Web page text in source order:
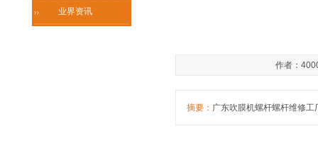
业界资讯
作者：
摘要： 广东吹膜机螺杆螺杆维修工